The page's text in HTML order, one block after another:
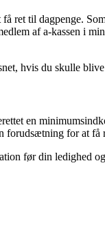
ret til dagpenge.
af a-kassen i
hvis du skulle
en
forudsætning for at få
før din ledighed